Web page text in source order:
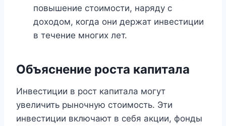
повышение стоимости, наряду с
доходом, когда они держат инвестиции
в течение многих лет.
Объяснение роста капитала
Инвестиции в рост капитала могут
увеличить рыночную стоимость. Эти
инвестиции включают в себя акции, фонды